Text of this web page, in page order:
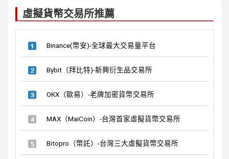
虛擬貨幣交易所推薦
Binance(幣安)-全球最大交易量平台
Bybit（拜比特)-新興衍生品交易所
OKX（歐易）-老牌加密貨幣交易所
MAX（MaiCoin）-台灣首家虛擬貨幣交易所
Bitopro（幣託）-台灣三大虛擬貨幣交易所